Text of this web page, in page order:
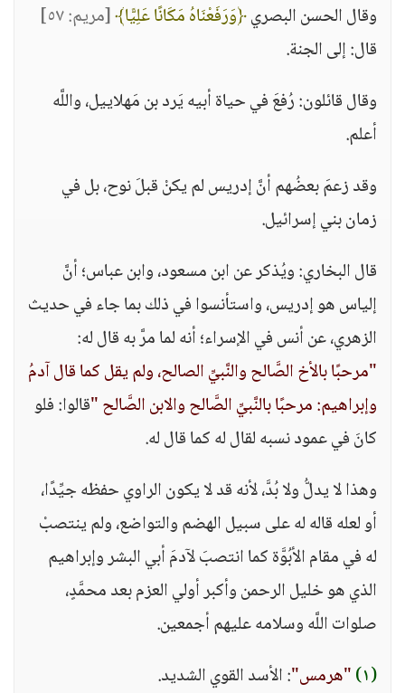
وقال الحسن البصري﴿وَرَفَعْنَاهُ مَكَانًا عَلِيًّا﴾[مريم: ٥٧]
قال: إلى الجنة.
وقال قائلون: رُفعَ في حياة أبيه يَرد بن مَهلاييل، واللَّه
أعلم.
وقد زعمَ بعضُهم أنَّ إدريس لم يكنْ قبلَ نوح، بل في
زمان بني إسرائيل.
قال البخاري: ويُذكر عن ابن مسعود، وابن عباس؛ أنَّ
إلياس هو إدريس، واستأنسوا في ذلك بما جاء في حديث
الزهري، عن أنس في الإسراء؛ أنه لما مرَّ به قال له:
"مرحبًا بالأخ الصَّالح والنَّبيِّ الصالح، ولم يقل كما قال آدمُ
وإبراهيم: مرحبًا بالنَّبيِّ الصَّالح والابن الصَّالح "قالوا: فلو
كانَ في عمود نسبه لقال له كما قال له.
وهذا لا يدلُّ ولا بُدَّ، لأنه قد لا يكون الراوي حفظه جيِّدًا،
أو لعله قاله له على سبيل الهضم والتواضع، ولم ينتصبْ
له في مقام الأبُوَّة كما انتصبَ لآدمَ أبي البشر وإبراهيم
الذي هو خليل الرحمن وأكبر أولي العزم بعد محمَّدٍ،
صلوات اللَّه وسلامه عليهم أجمعين.
(١)
"هرمس": الأسد القوي الشديد.